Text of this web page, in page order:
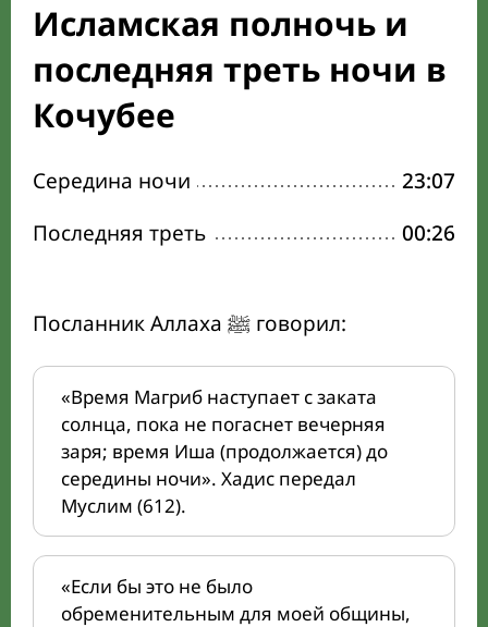
Исламская полночь и
последняя треть ночи в
Кочубее
Середина ночи
23:07
Последняя треть
00:26
Посланник Аллаха ﷺ говорил:
«Время Магриб наступает с заката
солнца, пока не погаснет вечерняя
заря; время Иша (продолжается) до
середины ночи». Хадис передал
Муслим (612).
«Если бы это не было
обременительным для моей общины,